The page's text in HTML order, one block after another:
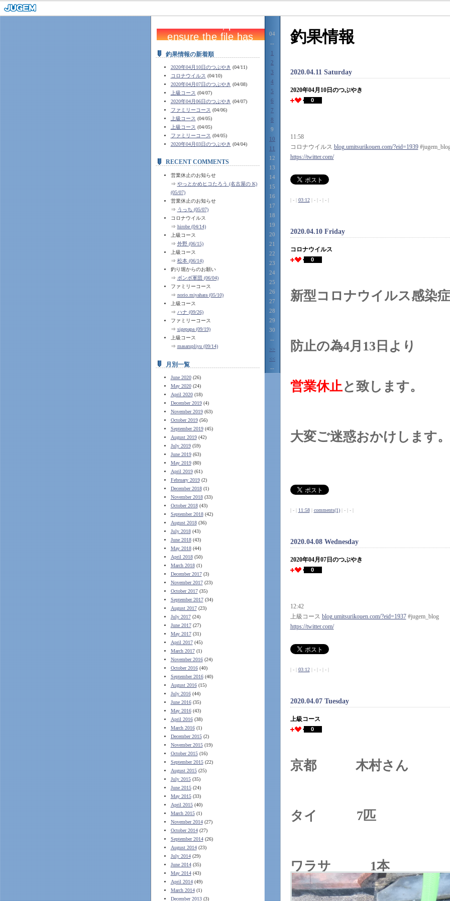
釣果情報の新着順
2020年04月10日のつぶやき (04/11)
コロナウイルス (04/10)
2020年04月07日のつぶやき (04/08)
上級コース (04/07)
2020年04月06日のつぶやき (04/07)
ファミリーコース (04/06)
上級コース (04/05)
上級コース (04/05)
ファミリーコース (04/05)
2020年04月03日のつぶやき (04/04)
RECENT COMMENTS
営業休止のお知らせ
⇒ やっとかめヒコたろう (名古屋の K)
(05/07)
営業休止のお知らせ
⇒ うっち (05/07)
コロナウイルス
⇒ hirobe (04/14)
上級コース
⇒ 外野 (06/15)
上級コース
⇒ 松本 (06/14)
釣り堀からのお願い
⇒ ボンボ軍団 (06/04)
ファミリーコース
⇒ norio.miyahara (05/10)
上級コース
⇒ ハナ (09/26)
ファミリーコース
⇒ sigepapa (09/19)
上級コース
⇒ masarupliyu (09/14)
月別一覧
June 2020(26)
May 2020(24)
April 2020(18)
December 2019(4)
November 2019(63)
October 2019(56)
September 2019(45)
August 2019(42)
July 2019(59)
June 2019(63)
May 2019(80)
April 2019(61)
February 2019(2)
December 2018(1)
November 2018(33)
October 2018(43)
September 2018(42)
August 2018(36)
July 2018(43)
June 2018(43)
May 2018(44)
April 2018(50)
March 2018(1)
December 2017(3)
November 2017(23)
October 2017(35)
September 2017(34)
August 2017(23)
July 2017(24)
June 2017(27)
May 2017(31)
April 2017(45)
March 2017(1)
November 2016(24)
October 2016(40)
September 2016(40)
August 2016(15)
July 2016(44)
June 2016(35)
May 2016(43)
April 2016(38)
March 2016(1)
December 2015(2)
November 2015(19)
October 2015(16)
September 2015(22)
August 2015(25)
July 2015(35)
June 2015(24)
May 2015(33)
April 2015(40)
March 2015(1)
November 2014(27)
October 2014(27)
September 2014(26)
August 2014(23)
July 2014(29)
June 2014(35)
May 2014(43)
April 2014(49)
March 2014(1)
December 2013(3)
04
--
1
2
3
4
5
6
7
8
9
10
11
12
13
14
15
16
17
18
19
20
21
22
23
24
25
26
27
28
29
30
--
>>
<<
--
釣果情報
2020.04.11 Saturday
2020年04月10日のつぶやき
0
11:58
コロナウイルス blog.umitsurikouen.com/?eid=1939
https://twitter.com/
| - | 03:12| - | - | - |
2020.04.10 Friday
コロナウイルス
0
新型コロナウイルス感染症
防止の為4月13日より
営業休止と致します。
大変ご迷惑おかけします。
| - | 11:58| comments(1)| - | - |
2020.04.08 Wednesday
2020年04月07日のつぶやき
0
12:42
上級コース blog.umitsurikouen.com/?eid=1937#jugem_blog
https://twitter.com/
| - | 03:12| - | - | - |
2020.04.07 Tuesday
上級コース
0
京都 木村さん
タイ 7匹
ワラサ 1本